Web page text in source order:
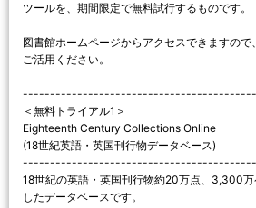
ツールを、期間限定で無料試行するものです。
図書館ホームページからアクセスできますので
ご活用ください。
＜無料トライアル1＞
Eighteenth Century Collections Online
(18世紀英語・英国刊行物データベース)
18世紀の英語・英国刊行物約20万点、3,300
したデータベースです。